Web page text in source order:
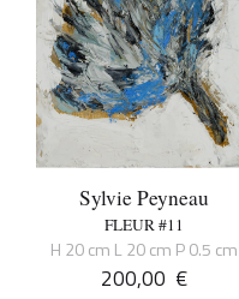
Sylvie Peyneau
FLEUR #11
H 20 cm L 20 cm P 0.5 cm
200,00 €